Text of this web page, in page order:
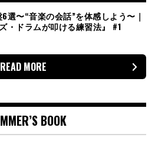
選〜“音楽の会話”を体感しよう〜｜
・ドラムが叩ける練習法』 #1
READ MORE
BOOK